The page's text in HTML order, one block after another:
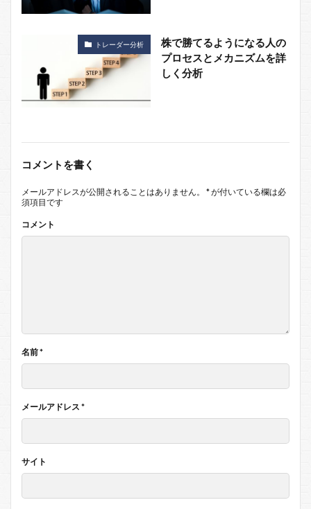
トレーダー分析
株で勝てるようになる人の
プロセスとメカニズムを詳
しく分析
コメントを書く
メールアドレスが公開されることはありません。 *が付いている欄は必
須項目です
コメント
名前*
メールアドレス *
サイト